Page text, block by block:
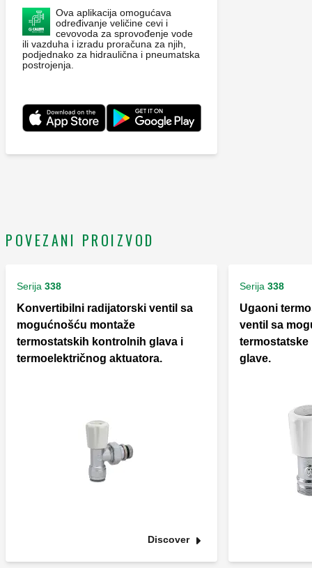
Ova aplikacija omogućava
određivanje veličine cevi i
cevovoda za sprovođenje vode
ili vazduha i izradu proračuna za njih,
podjednako za hidraulična i pneumatska
postrojenja.
POVEZANI PROIZVOD
Serija 338
Konvertibilni radijatorski ventil sa
mogućnošću montaže
termostatskih kontrolnih glava i
termoelektričnog aktuatora.
Discover
Serija 338
Ugaoni
ventil sa
termostatske
glave.